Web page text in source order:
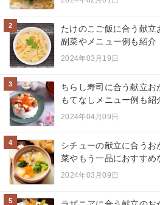
2
たけのこご飯に合う献立
副菜やメニュー例も紹介
2024年03月19日
3
ちらし寿司に合う献立
もてなしメニュー例も紹
2024年04月09日
4
シチューの献立に合うお
菜やもう一品におすすめ
2024年03月09日
5